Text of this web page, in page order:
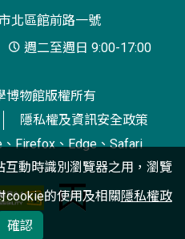
閱
北區館前路一號
週二至週日 9:00-17:00
博物館版權所有
隱私權及資訊安全政策
Firefox、Edge、Safari
動時識別瀏覽器之用，瀏覽
cookie的使用及相關隱私權政
確認